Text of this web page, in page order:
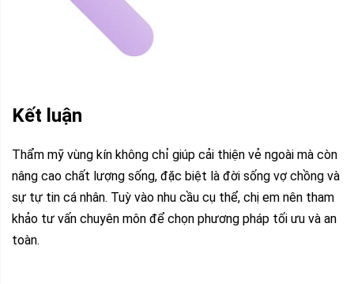
Kết luận
Thẩm mỹ vùng kín không chỉ giúp cải thiện vẻ ngoài mà còn
nâng cao chất lượng sống, đặc biệt là đời sống vợ chồng và
sự tự tin cá nhân. Tuỳ vào nhu cầu cụ thể, chị em nên tham
khảo tư vấn chuyên môn để chọn phương pháp tối ưu và an
toàn.